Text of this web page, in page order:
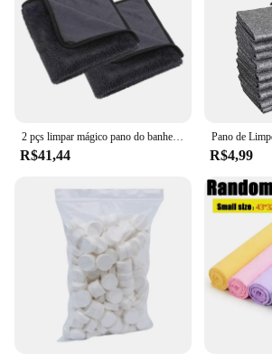
2 pçs limpar mágico pano do banheiro 40x60cm microfibra torcido pano toalha de carro secagem grande tudo em torno de toalhas de limpeza
R$41,44 R$4,99